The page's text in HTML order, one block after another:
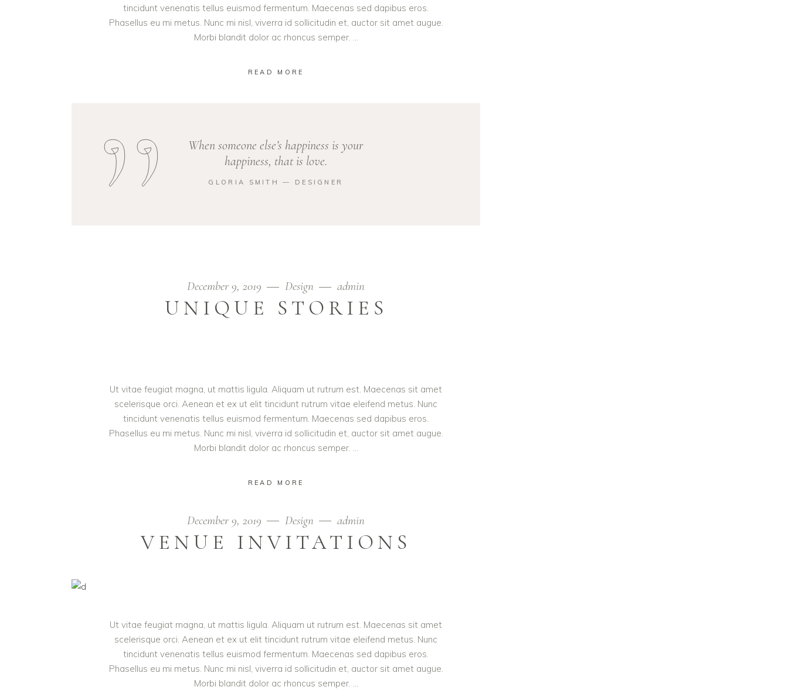
tincidunt venenatis tellus euismod fermentum. Maecenas sed dapibus eros.
Phasellus eu mi metus. Nunc mi nisl, viverra id sollicitudin et, auctor sit amet augue.
Morbi blandit dolor ac rhoncus semper.
READ MORE
When someone else’s happiness is your
happiness, that is love.
GLORIA SMITH ― DESIGNER
December 9, 2019 Design admin
UNIQUE STORIES
Ut vitae feugiat magna, ut mattis ligula. Aliquam ut rutrum est. Maecenas sit amet
scelerisque orci. Aenean et ex ut elit tincidunt rutrum vitae eleifend metus. Nunc
tincidunt venenatis tellus euismod fermentum. Maecenas sed dapibus eros.
Phasellus eu mi metus. Nunc mi nisl, viverra id sollicitudin et, auctor sit amet augue.
Morbi blandit dolor ac rhoncus semper.
READ MORE
December 9, 2019 Design admin
VENUE INVITATIONS
Ut vitae feugiat magna, ut mattis ligula. Aliquam ut rutrum est. Maecenas sit amet
scelerisque orci. Aenean et ex ut elit tincidunt rutrum vitae eleifend metus. Nunc
tincidunt venenatis tellus euismod fermentum. Maecenas sed dapibus eros.
Phasellus eu mi metus. Nunc mi nisl, viverra id sollicitudin et, auctor sit amet augue.
Morbi blandit dolor ac rhoncus semper.